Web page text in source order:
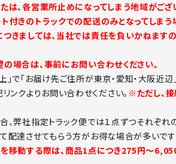
は、各営業所止めになってしまう地域がござ
付きのトラックでの配送のみとなってしまう
きましては、当社では責任を負いかねますの
場合は、事前にお問い合わせください。
で「お届け先ご住所が東京・愛知・大阪近
ンクよりお問い合わせください。 ※ただし、
、弊社指定トラック便では１点ずつそれぞ
配達させてもらう方がお得な場合が多いで
移動する際は、商品1点につき275円～